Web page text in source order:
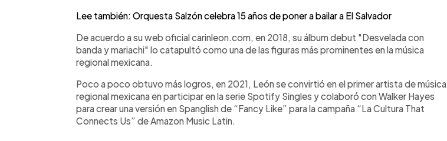
Lee también: Orquesta Salzón celebra 15 años de poner a bailar a El Salvador
De acuerdo a su web oficial carinleon.com, en 2018, su álbum debut "Desvelada con
banda y mariachi" lo catapultó como una de las figuras más prominentes en la música
regional mexicana.
Poco a poco obtuvo más logros, en 2021, León se convirtió en el primer artista de música
regional mexicana en participar en la serie Spotify Singles y colaboró con Walker Hayes
para crear una versión en Spanglish de “Fancy Like” para la campaña “La Cultura That
Connects Us” de Amazon Music Latin.